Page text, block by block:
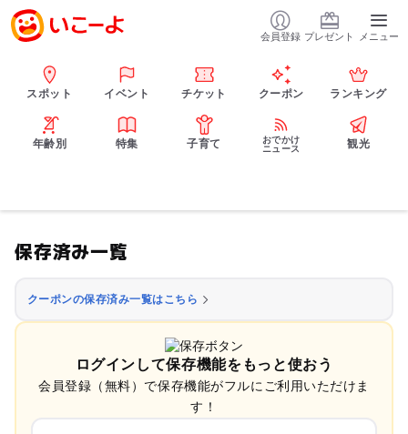
会員登録 プレゼント メニュー
スポット イベント チケット クーポン ランキング
年齢別 特集 子育て
おでかけ
ニュース
観光
保存済み一覧
クーポンの保存済み一覧はこちら
ログインして保存機能をもっと使おう
会員登録（無料）で保存機能がフルにご利用いただけま
す！